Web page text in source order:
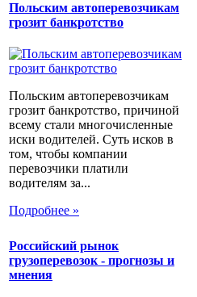
Польским автоперевозчикам
грозит банкротство
Польским автоперевозчикам
грозит банкротство, причиной
всему стали многочисленные
иски водителей. Суть исков в
том, чтобы компании
перевозчики платили
водителям за...
Подробнее »
Российский рынок
грузоперевозок - прогнозы и
мнения